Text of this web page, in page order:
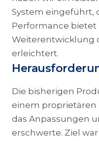
System eingeführt,
Performance bietet
Weiterentwicklung
erleichtert.
Die bisherigen
einem proprietären
das Anpassungen
erschwerte. Ziel